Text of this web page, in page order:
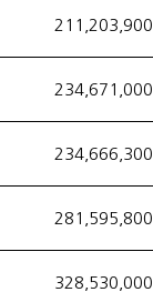
211,203,900
234,671,000
234,666,300
281,595,800
328,530,000